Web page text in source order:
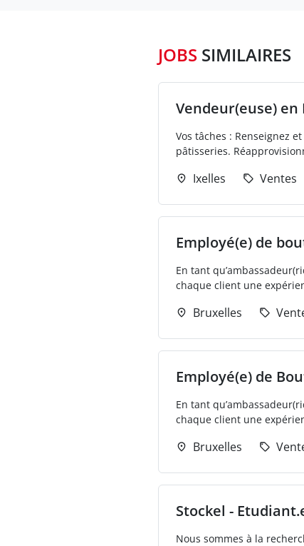
JOBS SIMILAIRES
Vendeur(euse) en
Vos tâches : Renseignez
pâtisseries.
Ixelles Ventes
Employé(e) de
En tant
chaque client une
Bruxelles
Employé(e) de
En tant
chaque client une
Bruxelles
Stockel -
Nous sommes à la